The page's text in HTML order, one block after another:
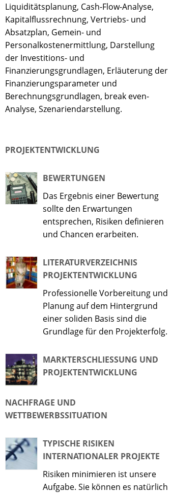
Liquiditätsplanung, Cash-Flow-Analyse,
Kapitalflussrechnung, Vertriebs- und
Absatzplan, Gemein- und
Personalkostenermittlung, Darstellung
der Investitions- und
Finanzierungsgrundlagen, Erläuterung der
Finanzierungsparameter und
Berechnungsgrundlagen, break even-
Analyse, Szenariendarstellung.
PROJEKTENTWICKLUNG
BEWERTUNGEN
Das Ergebnis einer Bewertung
sollte den Erwartungen
entsprechen, Risiken definieren
und Chancen erarbeiten.
LITERATURVERZEICHNIS
PROJEKTENTWICKLUNG
Professionelle Vorbereitung und
Planung auf dem Hintergrund
einer soliden Basis sind die
Grundlage für den Projekterfolg.
MARKTERSCHLIESSUNG UND P
ROJEKTENTWICKLUNG
NACHFRAGE UND
WETTBEWERBSSITUATION
TYPISCHE RISIKEN
INTERNATIONALER PROJEKTE
Risiken minimieren ist unsere
Aufgabe. Sie können es natürlich